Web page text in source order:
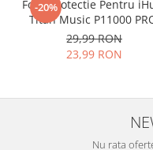
ascutite
zgarieturi
-20%
Folie Protectie Pentru
Titan Music P11000
VDOO
29,99 RON
23,99 RON
Nu rata